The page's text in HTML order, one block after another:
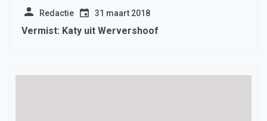
Redactie 31 maart 2018
Vermist: Katy uit Wervershoof